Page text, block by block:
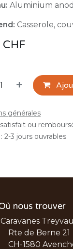
Aluminium
Casserole,
CHF
générales
ou
2-3 jours ouvrables
nous trouver
Caravanes
Rte de Berne 21
CH-1580